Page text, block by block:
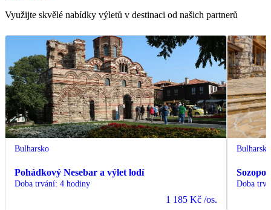
Využijte skvělé nabídky výletů v destinaci od našich partnerů
Bulharsko
Pohádkový Nesebar a výlet lodí
Doba trvání: 4 hodiny
1 185 Kč /os.
Bulharsko
Doba